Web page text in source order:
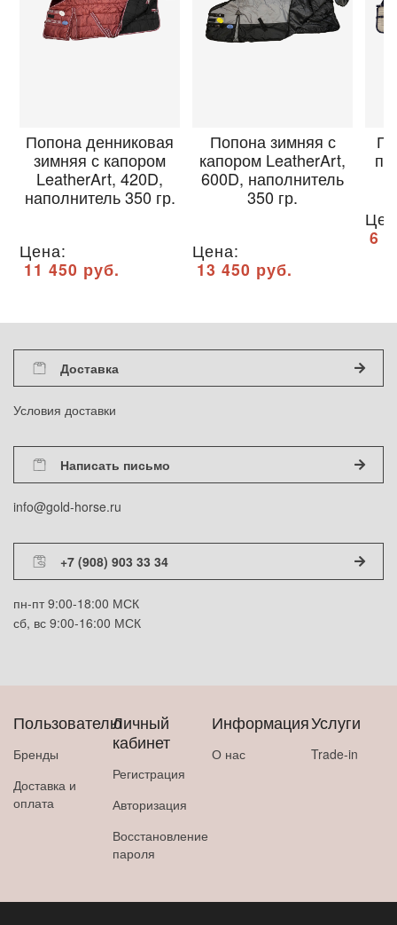
Попона денниковая
зимняя с капором
LeatherArt, 420D,
наполнитель 350 гр.
Цена:
11 450 руб.
Попона зимняя с
капором LeatherArt,
600D, наполнитель
350 гр.
Цена:
13 450 руб.
6
Доставка
Условия доставки
Написать письмо
info@gold-horse.ru
+7 (908) 903 33 34
пн-пт 9:00-18:00 МСК
сб, вс 9:00-16:00 МСК
Пользователю
Бренды
Доставка и
оплата
Личный
кабинет
Регистрация
Авторизация
Восстановление
пароля
Информация
О нас
Услуги
Trade-in